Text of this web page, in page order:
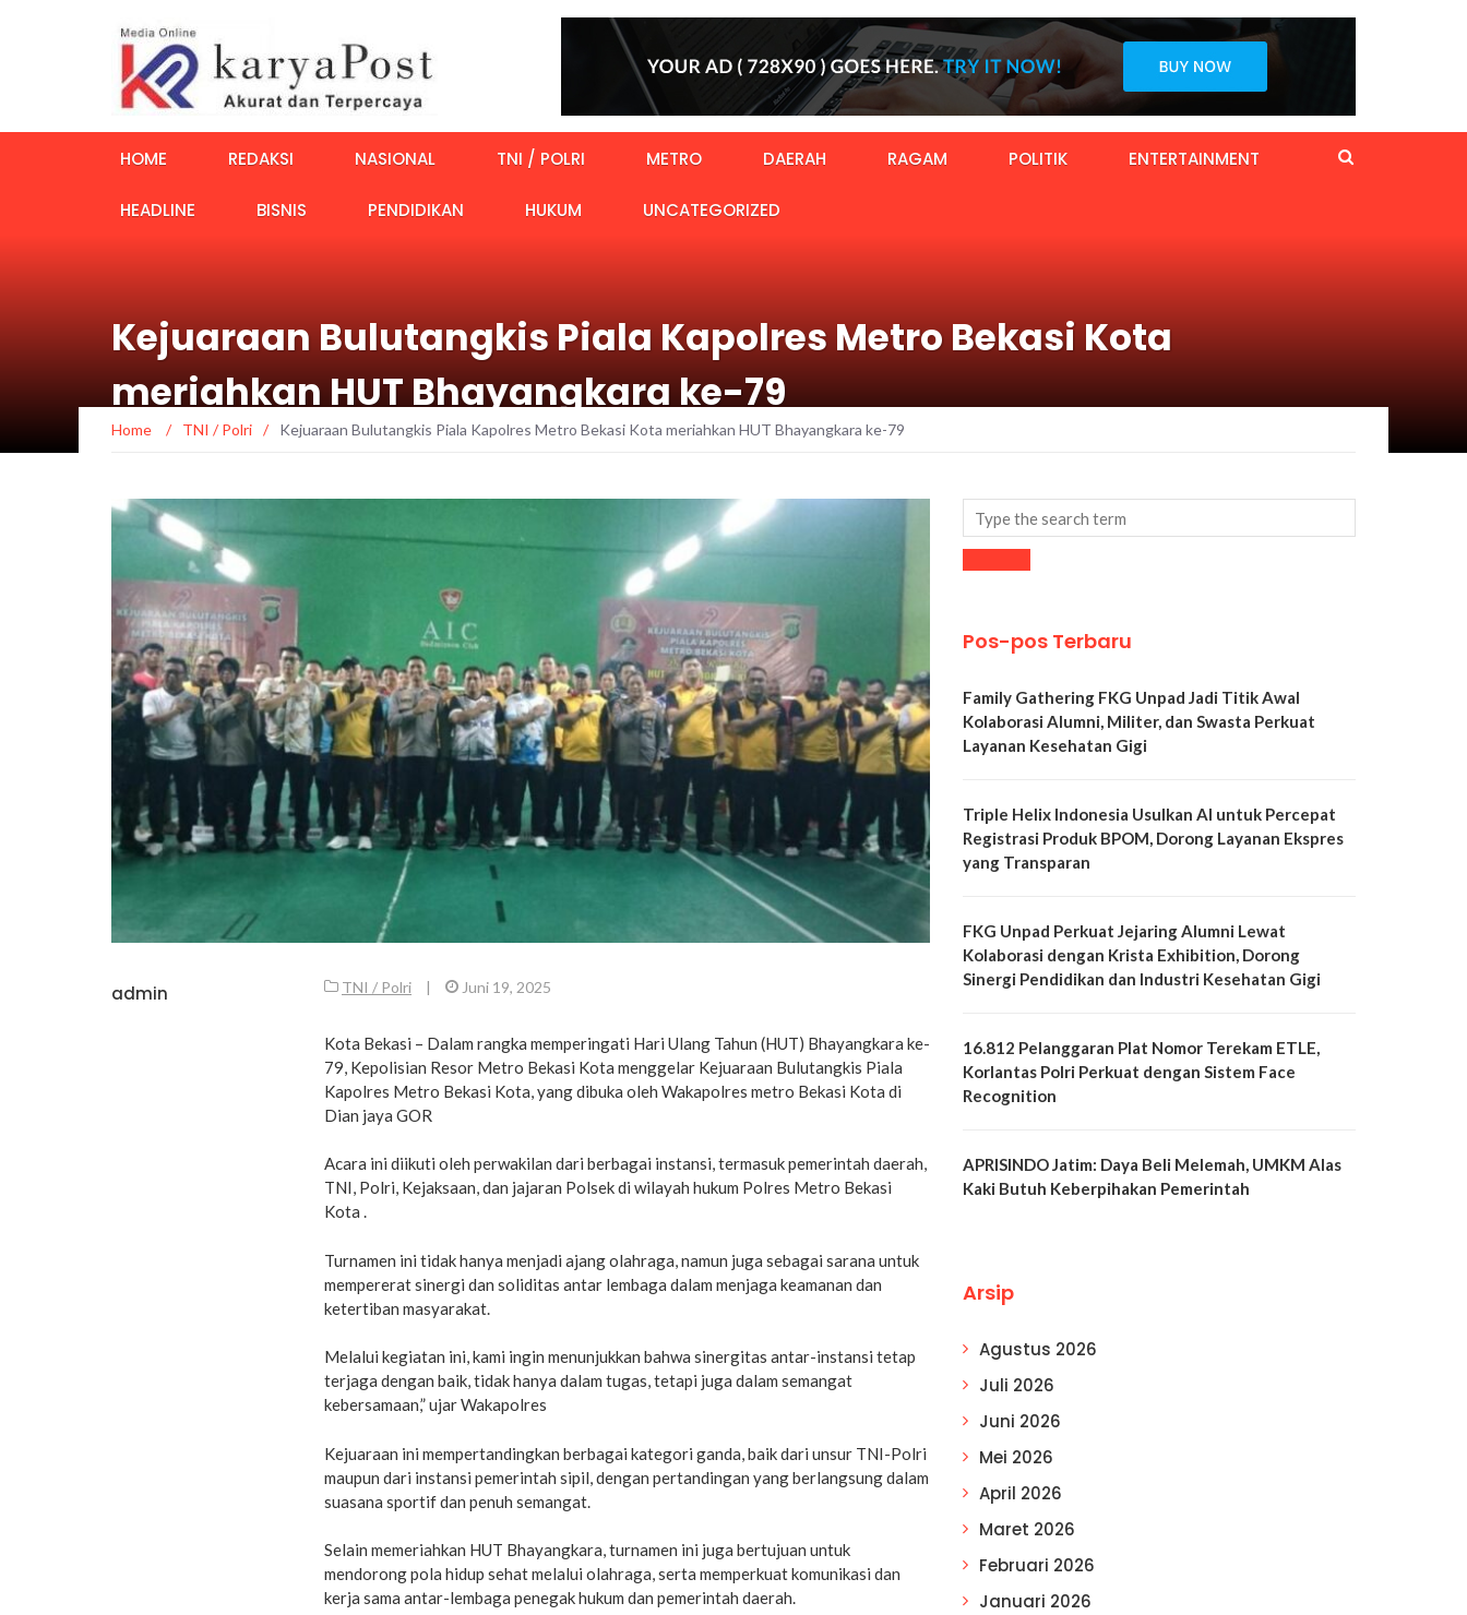
HOME REDAKSI NASIONAL TNI / POLRI METRO DAERAH RAGAM POLITIK ENTERTAINMENT
HEADLINE BISNIS PENDIDIKAN HUKUM UNCATEGORIZED
Kejuaraan Bulutangkis Piala Kapolres Metro Bekasi Kota
meriahkan HUT Bhayangkara ke-79
Home / TNI / Polri / Kejuaraan Bulutangkis Piala Kapolres Metro Bekasi Kota meriahkan HUT Bhayangkara ke-79
admin TNI / Polri | Juni 19, 2025
Kota Bekasi – Dalam rangka memperingati Hari Ulang Tahun (HUT) Bhayangkara ke-
79, Kepolisian Resor Metro Bekasi Kota menggelar Kejuaraan Bulutangkis Piala
Kapolres Metro Bekasi Kota, yang dibuka oleh Wakapolres metro Bekasi Kota di
Dian jaya GOR
Acara ini diikuti oleh perwakilan dari berbagai instansi, termasuk pemerintah daerah,
TNI, Polri, Kejaksaan, dan jajaran Polsek di wilayah hukum Polres Metro Bekasi
Kota .
Turnamen ini tidak hanya menjadi ajang olahraga, namun juga sebagai sarana untuk
mempererat sinergi dan soliditas antar lembaga dalam menjaga keamanan dan
ketertiban masyarakat.
Melalui kegiatan ini, kami ingin menunjukkan bahwa sinergitas antar-instansi tetap
terjaga dengan baik, tidak hanya dalam tugas, tetapi juga dalam semangat
kebersamaan,” ujar Wakapolres
Kejuaraan ini mempertandingkan berbagai kategori ganda, baik dari unsur TNI-Polri
maupun dari instansi pemerintah sipil, dengan pertandingan yang berlangsung dalam
suasana sportif dan penuh semangat.
Selain memeriahkan HUT Bhayangkara, turnamen ini juga bertujuan untuk
mendorong pola hidup sehat melalui olahraga, serta memperkuat komunikasi dan
kerja sama antar-lembaga penegak hukum dan pemerintah daerah.
Pos-pos Terbaru
Family Gathering FKG Unpad Jadi Titik Awal
Kolaborasi Alumni, Militer, dan Swasta Perkuat
Layanan Kesehatan Gigi
Triple Helix Indonesia Usulkan AI untuk Percepat
Registrasi Produk BPOM, Dorong Layanan Ekspres
yang Transparan
FKG Unpad Perkuat Jejaring Alumni Lewat
Kolaborasi dengan Krista Exhibition, Dorong
Sinergi Pendidikan dan Industri Kesehatan Gigi
16.812 Pelanggaran Plat Nomor Terekam ETLE,
Korlantas Polri Perkuat dengan Sistem Face
Recognition
APRISINDO Jatim: Daya Beli Melemah, UMKM Alas
Kaki Butuh Keberpihakan Pemerintah
Arsip
Agustus 2026
Juli 2026
Juni 2026
Mei 2026
April 2026
Maret 2026
Februari 2026
Januari 2026